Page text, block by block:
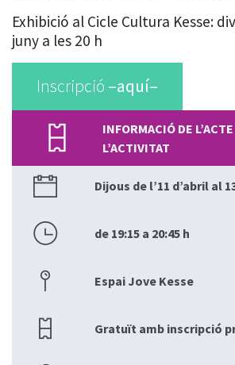
Exhibició al Cicle Cultura Kesse:
juny a les 20 h
Inscripció –aquí–
INFORMACIÓ DE
L’ACTIVITAT
Dijous de l’11 d’abril al
de 19:15 a 20:45 h
Espai Jove Kesse
Gratuït amb inscripció